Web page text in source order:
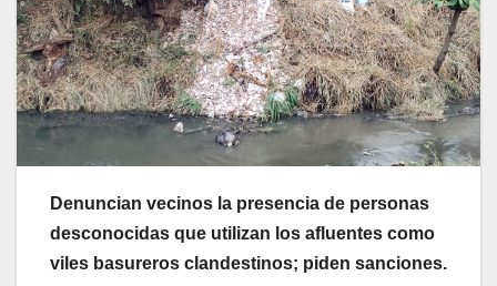
Denuncian vecinos la presencia de personas
desconocidas que utilizan los afluentes como
viles basureros clandestinos; piden sanciones.